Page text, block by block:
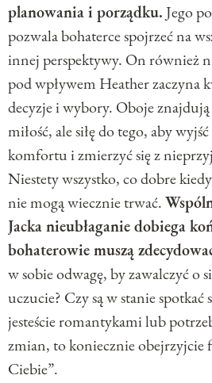
planowania i porządku.Jego
pozwala bohaterce spojrzeć na
innej perspektywy. On również
pod wpływem Heather zaczyna
decyzje i wybory. Oboje
miłość, ale siłę do tego, aby
komfortu i zmierzyć się z
Niestety wszystko, co dobre
nie mogą wiecznie trwać.
Jacka nieubłaganie dobiega
bohaterowie muszą
w sobie odwagę, by zawalczyć o
uczucie? Czy są w stanie spotkać
jesteście romantykami lub
zmian, to koniecznie obejrzyjcie
Ciebie”.